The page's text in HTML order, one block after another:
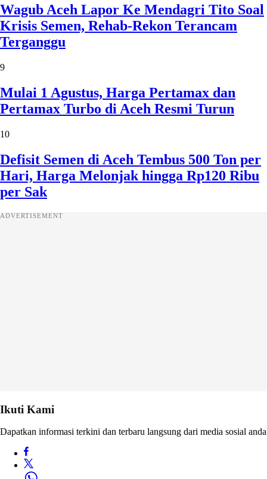
Wagub Aceh Lapor Ke Mendagri Tito Soal
Krisis Semen, Rehab-Rekon Terancam
Terganggu
9
Mulai 1 Agustus, Harga Pertamax dan
Pertamax Turbo di Aceh Resmi Turun
10
Defisit Semen di Aceh Tembus 500 Ton per
Hari, Harga Melonjak hingga Rp120 Ribu
per Sak
ADVERTISEMENT
Ikuti Kami
Dapatkan informasi terkini dan terbaru langsung dari media sosial anda